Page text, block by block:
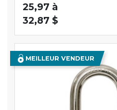
25,97 à
32,87 $
MEILLEUR VENDEUR